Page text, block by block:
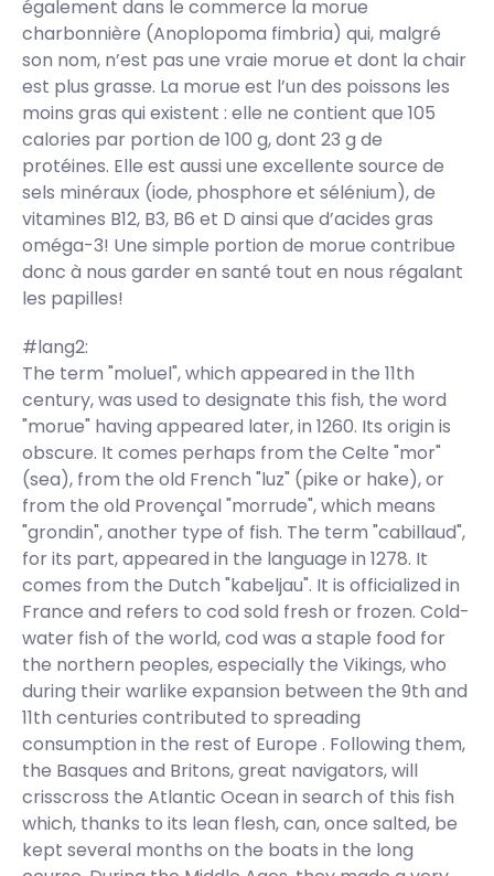
également dans le commerce la morue
charbonnière (Anoplopoma fimbria) qui, malgré
son nom, n’est pas une vraie morue et dont la chair
est plus grasse. La morue est l’un des poissons les
moins gras qui existent : elle ne contient que 105
calories par portion de 100 g, dont 23 g de
protéines. Elle est aussi une excellente source de
sels minéraux (iode, phosphore et sélénium), de
vitamines B12, B3, B6 et D ainsi que d’acides gras
oméga-3! Une simple portion de morue contribue
donc à nous garder en santé tout en nous régalant
les papilles!
#lang2:
The term "moluel", which appeared in the 11th
century, was used to designate this fish, the word
"morue" having appeared later, in 1260. Its origin is
obscure. It comes perhaps from the Celte "mor"
(sea), from the old French "luz" (pike or hake), or
from the old Provençal "morrude", which means
"grondin", another type of fish. The term "cabillaud",
for its part, appeared in the language in 1278. It
comes from the Dutch "kabeljau". It is officialized in
France and refers to cod sold fresh or frozen. Cold-
water fish of the world, cod was a staple food for
the northern peoples, especially the Vikings, who
during their warlike expansion between the 9th and
11th centuries contributed to spreading
consumption in the rest of Europe . Following them,
the Basques and Britons, great navigators, will
crisscross the Atlantic Ocean in search of this fish
which, thanks to its lean flesh, can, once salted, be
kept several months on the boats in the long